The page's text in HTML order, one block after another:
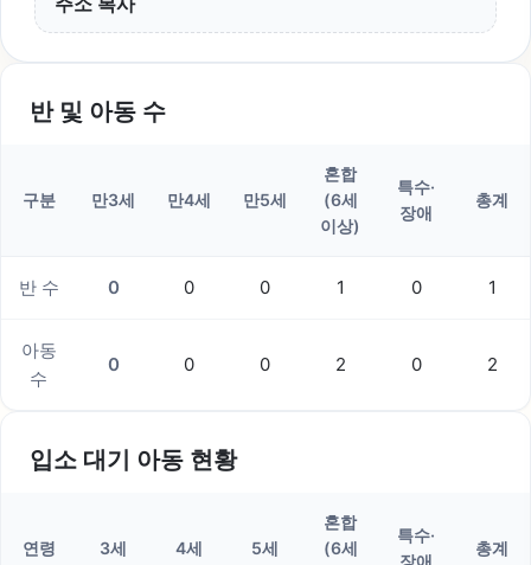
반 및 아동 수
구분 만3세 만4세 만5세
혼합
(6세
이상)
특수·
장애
총계
반 수 0 0 0 1 0 1
아동
수
0 0 0 2 0 2
입소 대기 아동 현황
연령 3세 4세 5세
혼합
(6세
특수·
장애
총계